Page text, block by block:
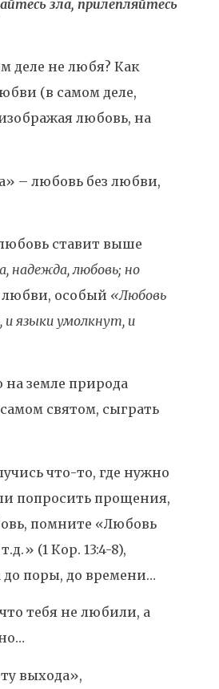
зла, прилепляйтесь
деле не любя? Как
(в самом деле,
любовь, на
– любовь без любви,
ставит выше
надежда, любовь; но
любви, особый «Любовь
и языки умолкнут, и
на земле природа
святом, сыграть
что-то, где нужно
попросить прощения,
помните «Любовь
(1 Кор. 13:4-8),
до поры, до времени…
тебя не любили, а
выхода»,